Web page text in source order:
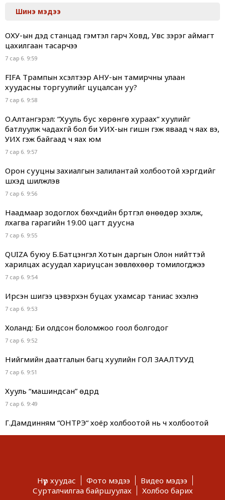
Шинэ мэдээ
ОХУ-ын дэд станцад гэмтэл гарч Ховд, Увс зэрэг аймагт
цахилгаан тасарчээ
7 сар 6. 9:59
FIFA Трампын хүсэлтээр АНУ-ын тамирчны улаан
хуудасны торгуулийг цуцалсан уу?
7 сар 6. 9:58
О.Алтангэрэл: “Хууль бус хөрөнгө хураах“ хуулийг
батлуулж чадахгүй бол би УИХ-ын гишүүн гэж яваад ч яах вэ,
УИХ гэж байгаад ч яах юм
7 сар 6. 9:57
Орон сууцны захиалгын залилантай холбоотой хэргүүдийг
шүүхэд шилжүүлэв
7 сар 6. 9:56
Наадмаар зодоглох бөхчүүдийн бүртгэл өнөөдөр эхэлж,
лхагва гарагийн 19.00 цагт дуусна
7 сар 6. 9:55
QUIZA буюу Б.Батцэнгэл Хотын даргын Олон нийттэй
харилцах асуудал хариуцсан зөвлөхөөр томилогджээ
7 сар 6. 9:54
Ирсэн шигээ цэвэрхэн буцах ухамсар таниас эхэлнэ
7 сар 6. 9:53
Холанд: Би олдсон боломжоо гоол болгодог
7 сар 6. 9:52
Нийгмийн даатгалын багц хуулийн ГОЛ ЗААЛТУУД
7 сар 6. 9:51
Хууль “машиндсан” өдрүүд
7 сар 6. 9:49
Г.Дамдинням “ОНТРЭ“ хоёр холбоотой нь ч холбоотой
7 сар 6. 9:46
Нүүр хуудас Фото мэдээ
Видео мэдээ
Сурталчилгаа байршуулах
Холбоо барих